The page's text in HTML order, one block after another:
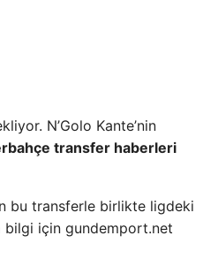
N’Golo Kante’nin
transfer haberleri
bu transferle birlikte ligdeki
bilgi için gundemport.net